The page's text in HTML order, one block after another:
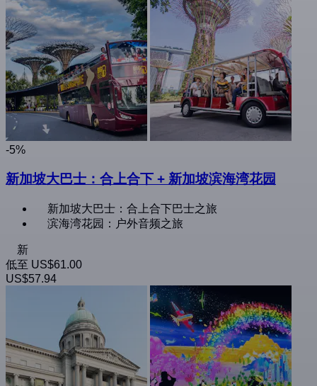
-5%
新加坡大巴士：合上合下 + 新加坡滨海湾花园
新加坡大巴士：合上合下巴士之旅
滨海湾花园：户外音频之旅
新
低至 US$61.00
US$57.94